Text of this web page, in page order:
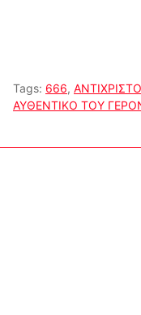
Tags: 666,
ΑΥΘΕΝΤΙΚΟ ΤΟΥ